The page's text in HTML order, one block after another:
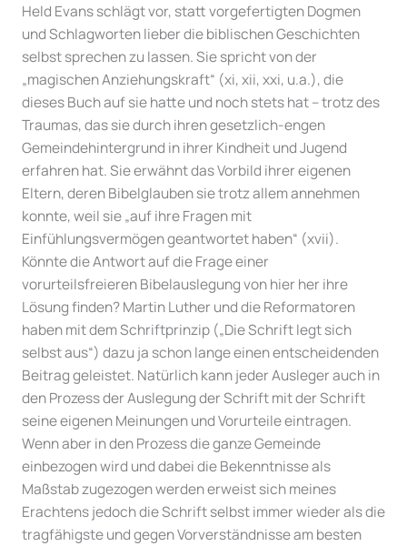
Held Evans schlägt vor, statt vorgefertigten Dogmen
und Schlagworten lieber die biblischen Geschichten
selbst sprechen zu lassen. Sie spricht von der
„magischen Anziehungskraft“ (xi, xii, xxi, u.a.), die
dieses Buch auf sie hatte und noch stets hat – trotz des
Traumas, das sie durch ihren gesetzlich-engen
Gemeindehintergrund in ihrer Kindheit und Jugend
erfahren hat. Sie erwähnt das Vorbild ihrer eigenen
Eltern, deren Bibelglauben sie trotz allem annehmen
konnte, weil sie „auf ihre Fragen mit
Einfühlungsvermögen geantwortet haben“ (xvii).
Könnte die Antwort auf die Frage einer
vorurteilsfreieren Bibelauslegung von hier her ihre
Lösung finden? Martin Luther und die Reformatoren
haben mit dem Schriftprinzip („Die Schrift legt sich
selbst aus“) dazu ja schon lange einen entscheidenden
Beitrag geleistet. Natürlich kann jeder Ausleger auch in
den Prozess der Auslegung der Schrift mit der Schrift
seine eigenen Meinungen und Vorurteile eintragen.
Wenn aber in den Prozess die ganze Gemeinde
einbezogen wird und dabei die Bekenntnisse als
Maßstab zugezogen werden erweist sich meines
Erachtens jedoch die Schrift selbst immer wieder als die
tragfähigste und gegen Vorverständnisse am besten